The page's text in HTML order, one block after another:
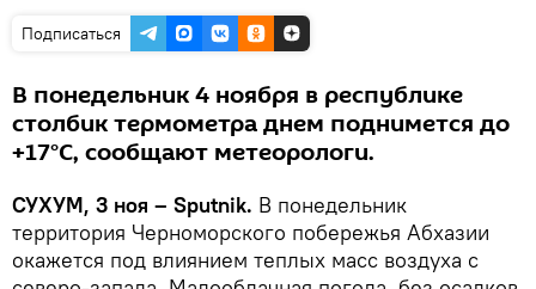
Подписаться
В понедельник 4 ноября в республике
столбик термометра днем поднимется до
+17°С, сообщают метеорологи.
СУХУМ, 3 ноя – Sputnik. В понедельник
территория Черноморского побережья Абхазии
окажется под влиянием теплых масс воздуха с